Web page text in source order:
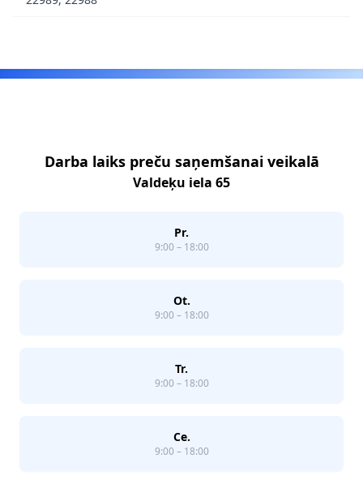
Darba laiks preču saņemšanai veikalā
Valdeķu iela 65
Pr.
9:00 – 18:00
Ot.
9:00 – 18:00
Tr.
9:00 – 18:00
Ce.
9:00 – 18:00